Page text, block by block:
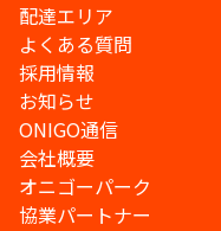
配達エリア
よくある質問
採用情報
お知らせ
ONIGO通信
会社概要
オニゴーパーク
協業パートナー